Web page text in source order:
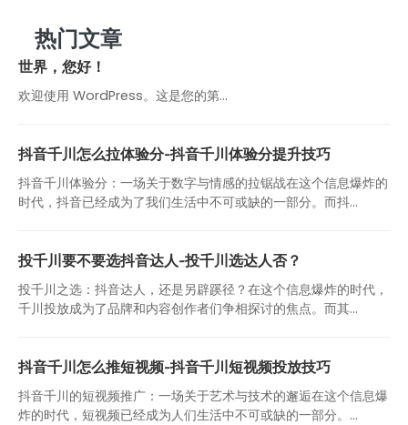
热门文章
世界，您好！
欢迎使用 WordPress。这是您的第…
抖音千川怎么拉体验分-抖音千川体验分提升技巧
抖音千川体验分：一场关于数字与情感的拉锯战在这个信息爆炸的
时代，抖音已经成为了我们生活中不可或缺的一部分。而抖...
投千川要不要选抖音达人-投千川选达人否？
投千川之选：抖音达人，还是另辟蹊径？在这个信息爆炸的时代，
千川投放成为了品牌和内容创作者们争相探讨的焦点。而其...
抖音千川怎么推短视频-抖音千川短视频投放技巧
抖音千川的短视频推广：一场关于艺术与技术的邂逅在这个信息爆
炸的时代，短视频已经成为人们生活中不可或缺的一部分。...